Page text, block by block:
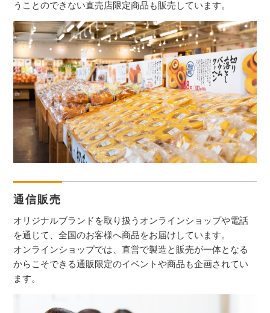
うことのできない直売店限定商品も販売しています。
通信販売
オリジナルブランドを取り扱うオンラインショップや電話
を通じて、全国のお客様へ商品をお届けしています。
オンラインショップでは、直営で製造と販売が一体となる
からこそできる通販限定のイベントや商品も企画されてい
ます。